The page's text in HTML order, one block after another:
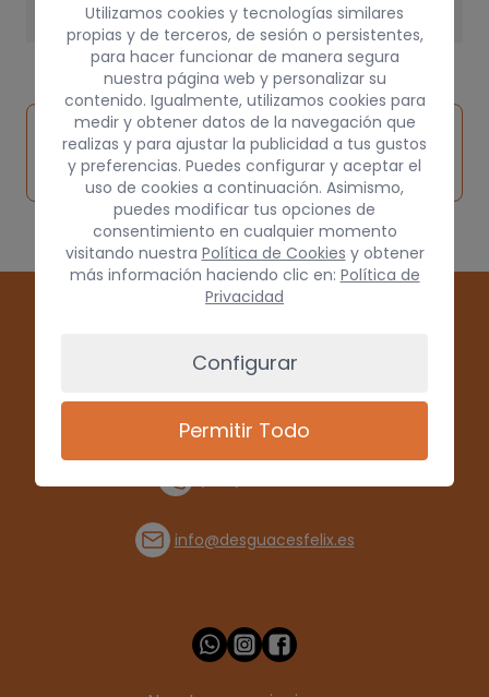
Inspeccionar
vehículo de
origen
Solicitar
pieza
Consultar
por
info@desguacesfelix.es
Utilizamos cookies y tecnologías similares
propias y de terceros, de sesión o persistentes,
para hacer funcionar de manera segura
nuestra página web y personalizar su
contenido. Igualmente, utilizamos cookies para
medir y obtener datos de la navegación que
realizas y para ajustar la publicidad a tus gustos
y preferencias. Puedes configurar y aceptar el
uso de cookies a continuación. Asimismo,
puedes modificar tus opciones de
consentimiento en cualquier momento
visitando nuestra Política de Cookies y obtener
más información haciendo clic en: Política de
Privacidad
Configurar
Permitir Todo